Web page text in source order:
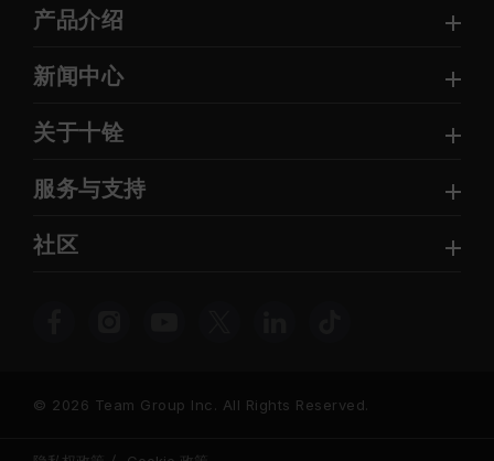
产品介绍
新闻中心
关于十铨
服务与支持
社区
© 2026 Team Group Inc. All Rights Reserved.